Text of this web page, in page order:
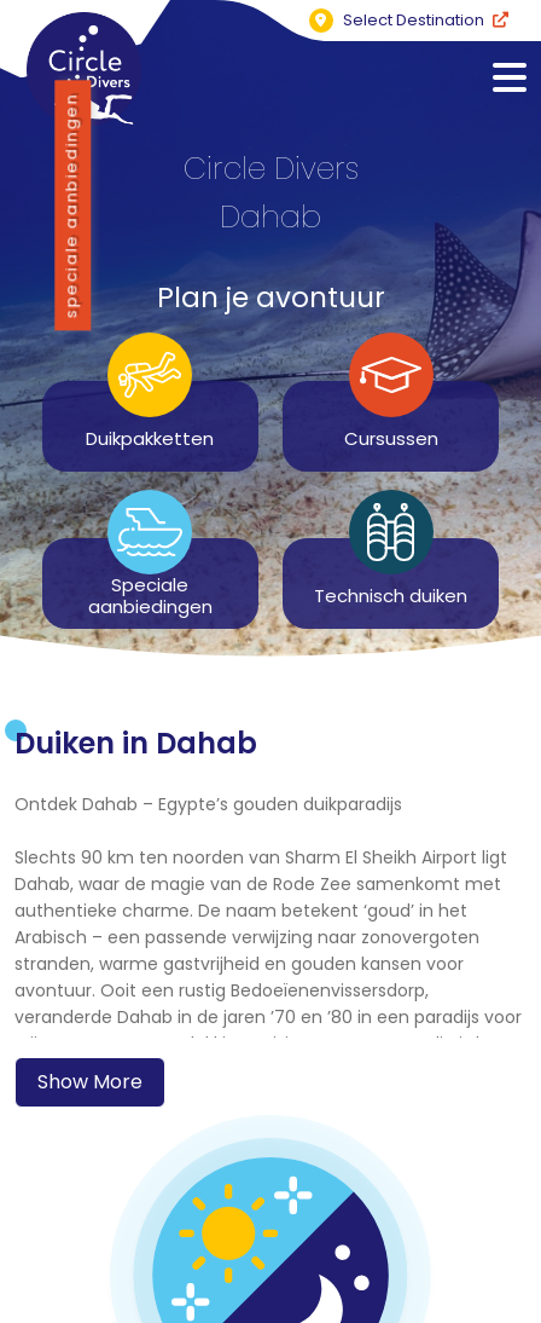
Select Destination
Circle Divers
Dahab
Plan je avontuur
Duikpakketten Cursussen
Speciale
aanbiedingen
Technisch duiken
Duiken in Dahab
Ontdek Dahab – Egypte’s gouden duikparadijs
Slechts 90 km ten noorden van Sharm El Sheikh Airport ligt
Dahab, waar de magie van de Rode Zee samenkomt met
authentieke charme. De naam betekent ‘goud’ in het
Arabisch – een passende verwijzing naar zonovergoten
stranden, warme gastvrijheid en gouden kansen voor
avontuur. Ooit een rustig Bedoeïenenvissersdorp,
veranderde Dahab in de jaren ’70 en ’80 in een paradijs voor
vrije geesten en ontdekkingsreizigers. Tegenwoordig is het
een levendige mix van ontspannen kustleven en duiken van
wereldklasse.
Van strand-Airbnbs en knusse Bedoeïenenkampen tot
boetiekhotels en luxe vijfsterrenresorts – Dahab heeft voor
elke reiziger de perfecte plek om te verblijven. Maar de
echte schat ligt onder water.
Ons PADI 5★ duikcentrum in het Jaz Dahabeya Hotel ligt
slechts enkele stappen van het strand – en op korte
Show More
speciale aanbiedingen